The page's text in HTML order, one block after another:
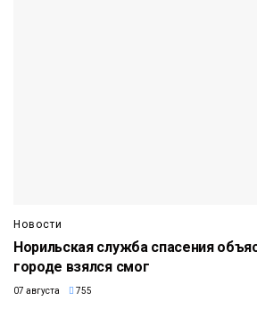
Новости
Норильская служба спасения
городе взялся смог
07 августа 755